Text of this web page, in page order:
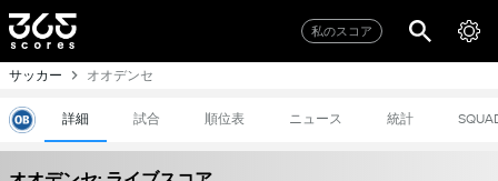
私のスコア
サッカー オオデンセ
詳細 試合 順位表 ニュース 統計